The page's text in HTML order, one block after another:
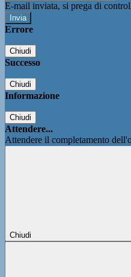
E-mail inviata, si prega di
Errore
Chiudi
Successo
Chiudi
Informazione
Chiudi
Attendere...
Attendere il completamento
Chiudi